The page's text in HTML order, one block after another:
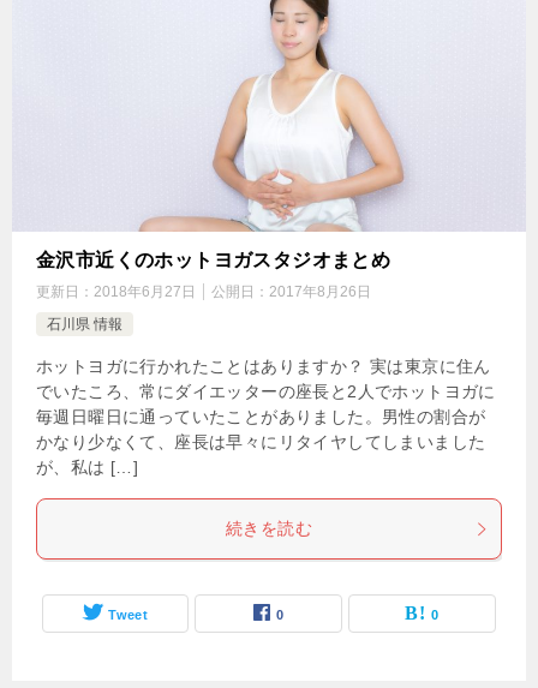
金沢市近くのホットヨガスタジオまとめ
更新日： 2018年6月27日 公開日： 2017年8月26日
石川県 情報
ホットヨガに行かれたことはありますか？ 実は東京に住ん
でいたころ、常にダイエッターの座長と2人でホットヨガに
毎週日曜日に通っていたことがありました。男性の割合が
かなり少なくて、座長は早々にリタイヤしてしまいました
が、私は […]
続きを読む
Tweet 0 0